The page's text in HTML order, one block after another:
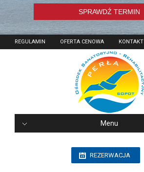
SPRAWDŹ TERMIN
REGULAMIN OFERTA CENOWA KONTAKT
Menu
REZERWACJA